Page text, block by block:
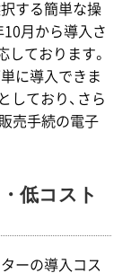
択する簡単な操
10月から導入さ
しております。
に導入できま
しており、さら
売手続の電子
低コスト
ーの導入コス